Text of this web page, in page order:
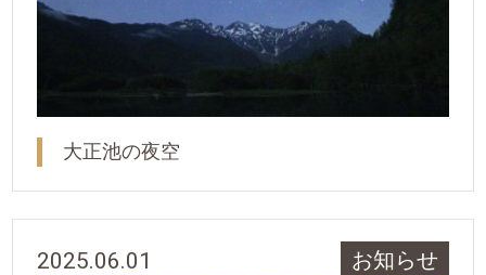
大正池の夜空
2025.06.01 お知らせ